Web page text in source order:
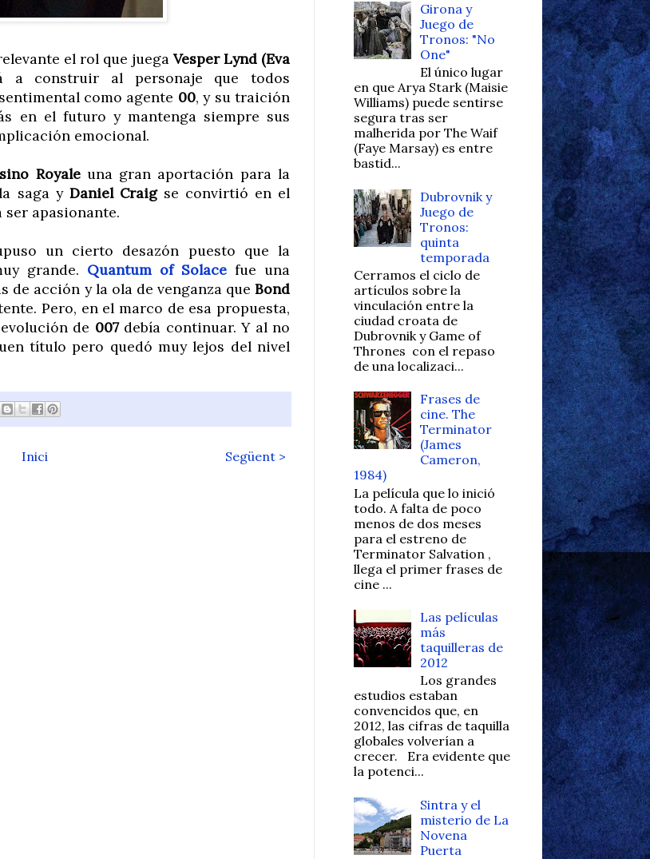
el rol que juega Vesper Lynd (Eva
a construir al personaje que todos
como agente 00, y su traición
en el futuro y mantenga siempre sus
emocional.
Royaleuna gran aportación para la
saga y Daniel Craigse convirtió en el
ser apasionante.
un cierto desazón puesto que la
grande. Quantum of Solace fue una
de acción y la ola de venganza que Bond
Pero, en el marco de esa propuesta,
de 007debía continuar. Y al no
título pero quedó muy lejos del nivel
Següent >
Inici
Girona y
Juego de
Tronos: "No
One"
El único lugar
en que Arya Stark (Maisie
Williams) puede sentirse
segura tras ser
malherida por The Waif
(Faye Marsay) es entre
bastid...
Dubrovnik y
Juego de
Tronos:
quinta
temporada
Cerramos el ciclo de
artículos sobre la
vinculación entre la
ciudad croata de
Dubrovnik y Game of
Thrones con el repaso
de una localizaci...
Frases de
cine. The
Terminator
(James
Cameron,
1984)
La película que lo inició
todo. A falta de poco
menos de dos meses
para el estreno de
Terminator Salvation ,
llega el primer frases de
cine ...
Las películas
más
taquilleras de
2012
Los grandes
estudios estaban
convencidos que, en
2012, las cifras de taquilla
globales volverían a
crecer. Era evidente que
la potenci...
Sintra y el
misterio de La
Novena
Puerta